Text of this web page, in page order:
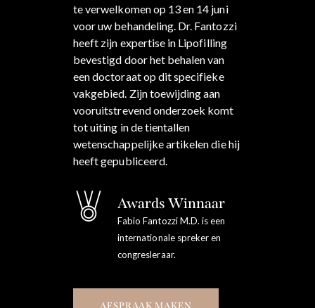
te verwelkomen op 13 en 14 juni
voor uw behandeling. Dr. Fantozzi
heeft zijn expertise in Lipofilling
bevestigd door het behalen van
een doctoraat op dit specifieke
vakgebied. Zijn toewijding aan
vooruitstrevend onderzoek komt
tot uiting in de tientallen
wetenschappelijke artikelen die hij
heeft gepubliceerd.
Awards Winnaar
Fabio Fantozzi M.D. is een
internationale spreker en
congresleraar.
AFSPRAAK MAKEN